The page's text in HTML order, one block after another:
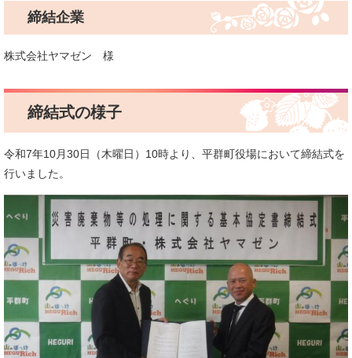
締結企業
株式会社ヤマゼン 様
締結式の様子
令和7年10月30日（木曜日）10時より、平群町役場において締結式を
行いました。